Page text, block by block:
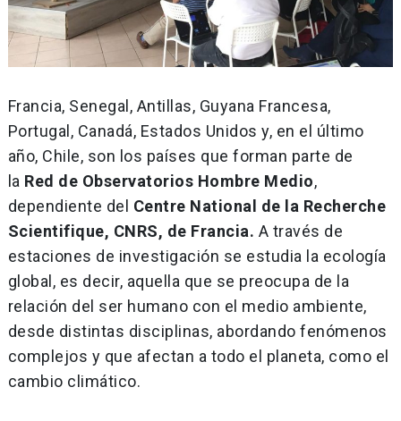
Francia, Senegal, Antillas, Guyana Francesa,
Portugal, Canadá, Estados Unidos y, en el último
año, Chile, son los países que forman parte de
la Red de Observatorios Hombre Medio,
dependiente del Centre National de la Recherche
Scientifique, CNRS, de Francia. A través de
estaciones de investigación se estudia la ecología
global, es decir, aquella que se preocupa de la
relación del ser humano con el medio ambiente,
desde distintas disciplinas, abordando fenómenos
complejos y que afectan a todo el planeta, como el
cambio climático.